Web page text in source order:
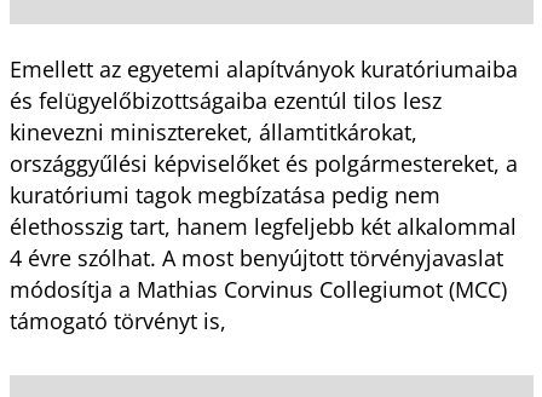
Emellett az egyetemi alapítványok kuratóriumaiba
és felügyelőbizottságaiba ezentúl tilos lesz
kinevezni minisztereket, államtitkárokat,
országgyűlési képviselőket és polgármestereket, a
kuratóriumi tagok megbízatása pedig nem
élethosszig tart, hanem legfeljebb két alkalommal
4 évre szólhat. A most benyújtott törvényjavaslat
módosítja a Mathias Corvinus Collegiumot (MCC)
támogató törvényt is,